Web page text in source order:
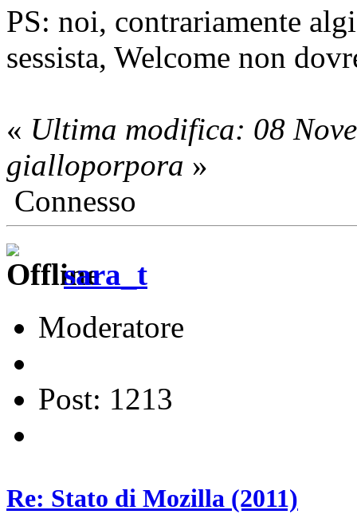
PS: noi, contrariamente
sessista, Welcome non
« Ultima modifica: 08
gialloporpora »
Connesso
sara_t
Moderatore
Post: 1213
Re: Stato di Mozilla (2011)